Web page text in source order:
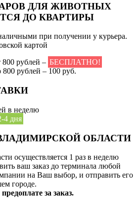
ДЛЯ ЖИВОТНЫХ
ДО КВАРТИРЫ
при получении у курьера.
картой
рублей – БЕСПЛАТНО!
рублей – 100 руб.
в неделю
4 дня
ОБЛАСТИ
осуществляется 1 раз в неделю
ваш заказ до терминала любой
на Ваш выбор, и отправить его
городе.
за заказ.